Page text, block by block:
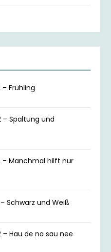
– Frühling
– Spaltung und
– Manchmal hilft nur
Schwarz und Weiß
– Hau de no sau nee